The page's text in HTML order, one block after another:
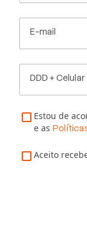
E-mail
DDD + Celular
Estou de
e as
Aceito